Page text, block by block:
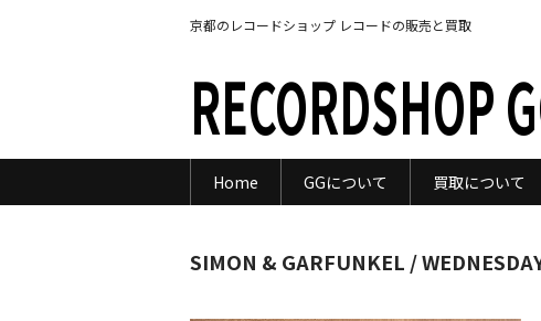
京都のレコードショップ レコードの販売と買取
RECORDSHOP
Home GGについて 買取について
SIMON & GARFUNKEL /